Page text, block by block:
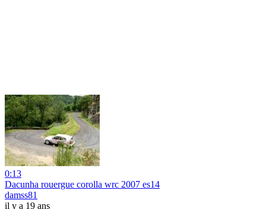
0:13
Dacunha rouergue corolla wrc 2007 es14
damss81
il y a 19 ans